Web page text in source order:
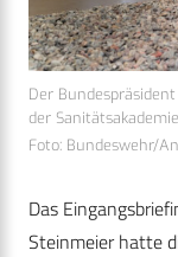
Der
der
Foto: Bundeswehr/
Das
Steinmeier hatte